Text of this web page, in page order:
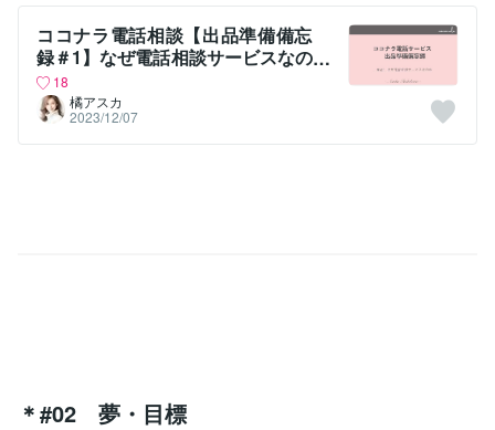
ココナラ電話相談【出品準備備忘
録＃1】なぜ電話相談サービスなの
か？
18
橘アスカ
2023/12/07
＊#02 夢・目標